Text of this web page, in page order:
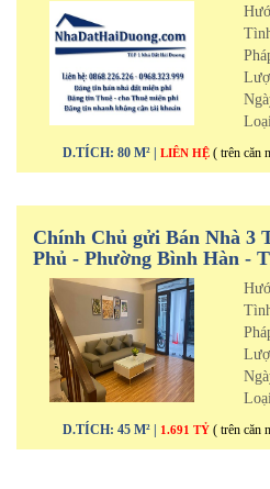
D.TÍCH: 80 M² | LIÊN HỆ ( trên căn
Chính Chủ gửi Bán Nhà 3
Phủ - Phường Bình Hàn -
D.TÍCH: 45 M² | 1.691 TỶ ( trên căn